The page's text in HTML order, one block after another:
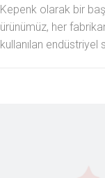
Kepenk olarak bir
ürünümüz, her
kullanılan endüstriyel